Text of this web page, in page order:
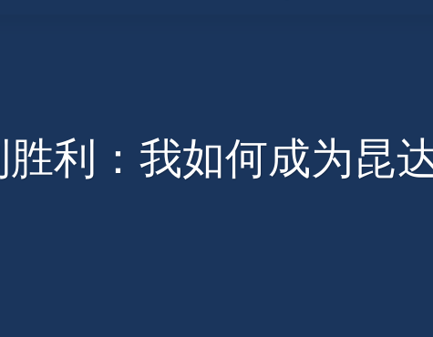
利：我如何成为昆